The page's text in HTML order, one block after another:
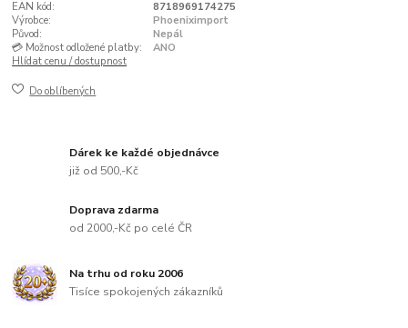
EAN kód:
8718969174275
Výrobce:
Phoeniximport
Původ:
Nepál
💳 Možnost odložené platby:
ANO
Hlídat cenu / dostupnost
Do oblíbených
Dárek ke každé objednávce
již od 500,-Kč
Doprava zdarma
od 2000,-Kč po celé ČR
Na trhu od roku 2006
Tisíce spokojených zákazníků